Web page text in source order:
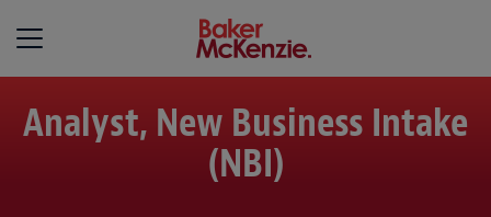
Baker McKenzie
Analyst, New Business Intake
(NBI)